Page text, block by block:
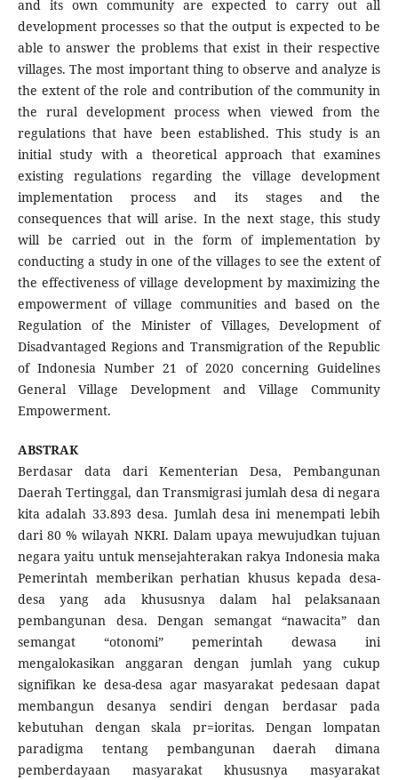
and its own community are expected to carry out all
development processes so that the output is expected to be
able to answer the problems that exist in their respective
villages. The most important thing to observe and analyze is
the extent of the role and contribution of the community in
the rural development process when viewed from the
regulations that have been established. This study is an
initial study with a theoretical approach that examines
existing regulations regarding the village development
implementation process and its stages and the
consequences that will arise. In the next stage, this study
will be carried out in the form of implementation by
conducting a study in one of the villages to see the extent of
the effectiveness of village development by maximizing the
empowerment of village communities and based on the
Regulation of the Minister of Villages, Development of
Disadvantaged Regions and Transmigration of the Republic
of Indonesia Number 21 of 2020 concerning Guidelines
General Village Development and Village Community
Empowerment.
ABSTRAK
Berdasar data dari Kementerian Desa, Pembangunan
Daerah Tertinggal, dan Transmigrasi jumlah desa di negara
kita adalah 33.893 desa. Jumlah desa ini menempati lebih
dari 80 % wilayah NKRI. Dalam upaya mewujudkan tujuan
negara yaitu untuk mensejahterakan rakya Indonesia maka
Pemerintah memberikan perhatian khusus kepada desa-
desa yang ada khususnya dalam hal pelaksanaan
pembangunan desa. Dengan semangat “nawacita” dan
semangat “otonomi” pemerintah dewasa ini
mengalokasikan anggaran dengan jumlah yang cukup
signifikan ke desa-desa agar masyarakat pedesaan dapat
membangun desanya sendiri dengan berdasar pada
kebutuhan dengan skala pr=ioritas. Dengan lompatan
paradigma tentang pembangunan daerah dimana
pemberdayaan masyarakat khususnya masyarakat